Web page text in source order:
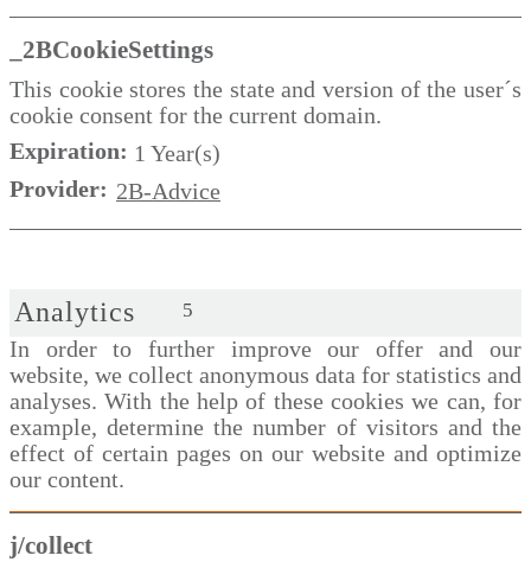
_2BCookieSettings
This cookie stores the state and version of the user´s
cookie consent for the current domain.
Expiration: 1 Year(s)
Provider: 2B-Advice
Analytics 5
In order to further improve our offer and our
website, we collect anonymous data for statistics and
analyses. With the help of these cookies we can, for
example, determine the number of visitors and the
effect of certain pages on our website and optimize
our content.
j/collect